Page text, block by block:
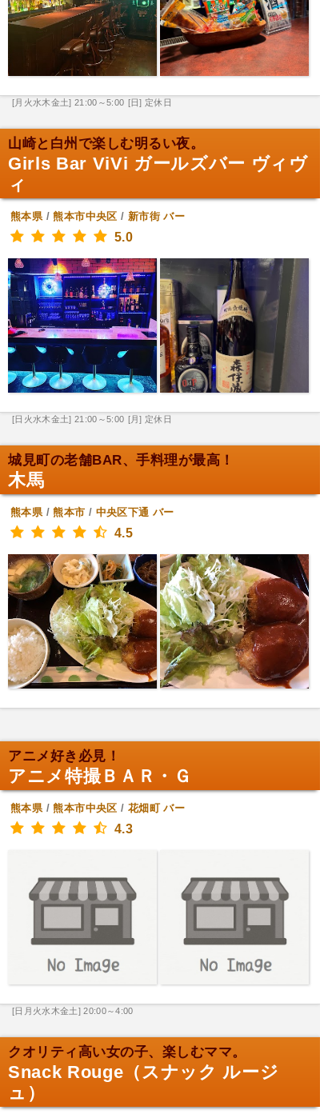
[月火水木金土] 21:00～5:00 [日] 定休日
山崎と白州で楽しむ明るい夜。
Girls Bar ViVi ガールズバー ヴィヴ
ィ
熊本県/熊本市中央区 / 新市街 バー
5.0
[日火水木金土] 21:00～5:00 [月] 定休日
城見町の老舗BAR、手料理が最高！
木馬
熊本県/熊本市 / 中央区下通 バー
4.5
アニメ好き必見！
アニメ特撮ＢＡＲ・Ｇ
熊本県/熊本市中央区 / 花畑町 バー
4.3
[日月火水木金土] 20:00～4:00
クオリティ高い女の子、楽しむママ。
Snack Rouge（スナック ルージ
ュ）